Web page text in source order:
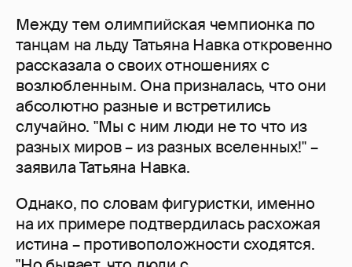
Между тем олимпийская чемпионка по
танцам на льду Татьяна Навка откровенно
рассказала о своих отношениях с
возлюбленным. Она призналась, что они
абсолютно разные и встретились
случайно. "Мы с ним люди не то что из
разных миров – из разных вселенных!" –
заявила Татьяна Навка.
Однако, по словам фигуристки, именно
на их примере подтвердилась расхожая
истина – противоположности сходятся.